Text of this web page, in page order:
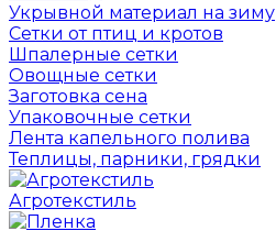
Укрывной материал на зиму
Сетки от птиц и кротов
Шпалерные сетки
Овощные сетки
Заготовка сена
Упаковочные сетки
Лента капельного полива
Теплицы, парники, грядки
Агротекстиль